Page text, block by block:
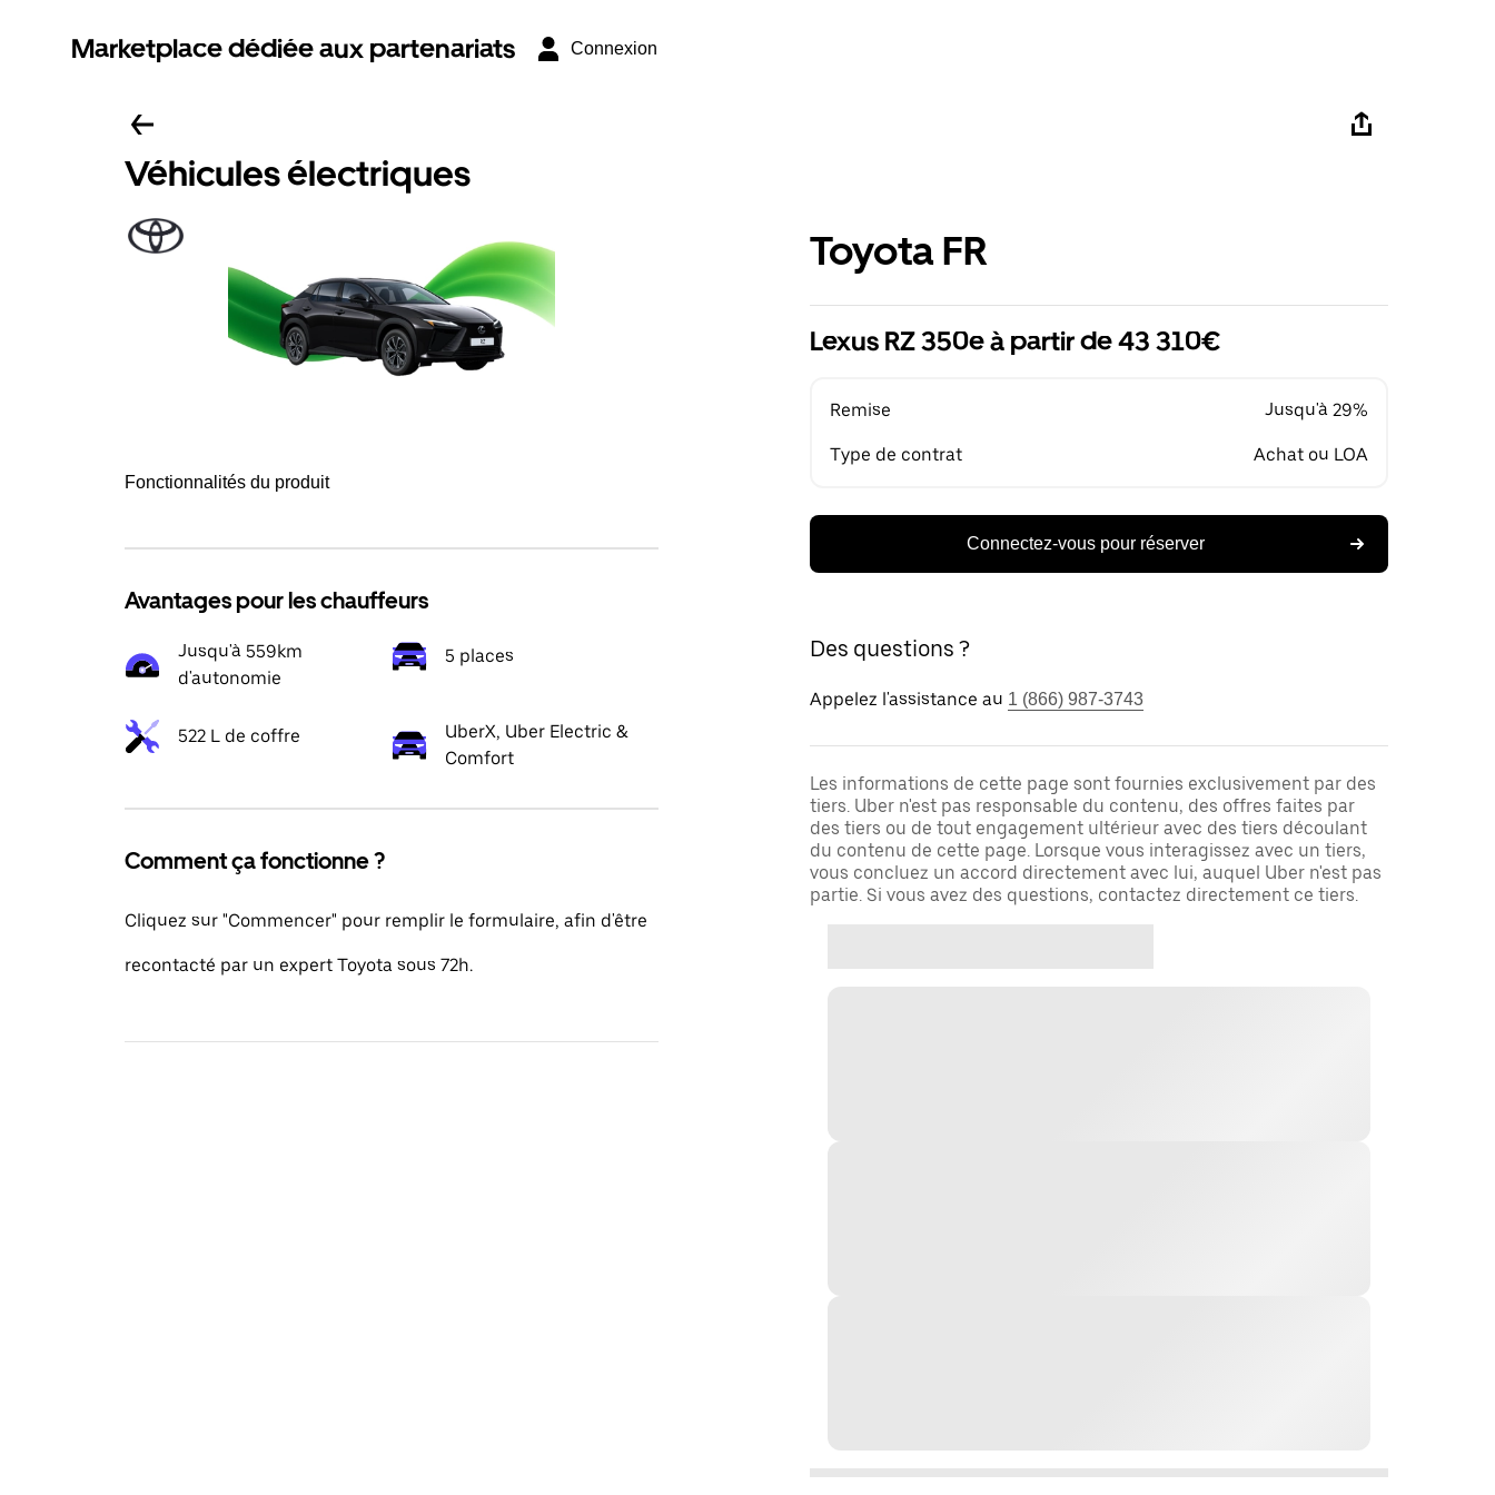
Marketplace dédiée aux partenariats Connexion
Véhicules électriques
Fonctionnalités du produit
Avantages pour les chauffeurs
Jusqu'à 559km
d'autonomie
5 places
522 L de coffre
UberX, Uber Electric &
Comfort
Comment ça fonctionne ?
Cliquez sur "Commencer" pour remplir le formulaire, afin d'être
recontacté par un expert Toyota sous 72h.
Toyota FR
Lexus RZ 350e à partir de 43 310€
Remise Jusqu'à 29%
Type de contrat Achat ou LOA
Connectez-vous pour réserver
Des questions ?
Appelez l'assistance au 1 (866) 987-3743
Les informations de cette page sont fournies exclusivement par des
tiers. Uber n'est pas responsable du contenu, des offres faites par
des tiers ou de tout engagement ultérieur avec des tiers découlant
du contenu de cette page. Lorsque vous interagissez avec un tiers,
vous concluez un accord directement avec lui, auquel Uber n'est pas
partie. Si vous avez des questions, contactez directement ce tiers.